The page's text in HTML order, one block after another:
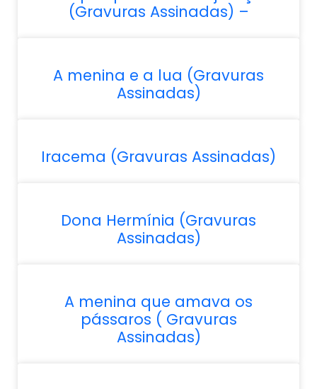
(Gravuras Assinadas) –
A menina e a lua (Gravuras
Assinadas)
Iracema (Gravuras Assinadas)
Dona Hermínia (Gravuras
Assinadas)
A menina que amava os
pássaros ( Gravuras
Assinadas)